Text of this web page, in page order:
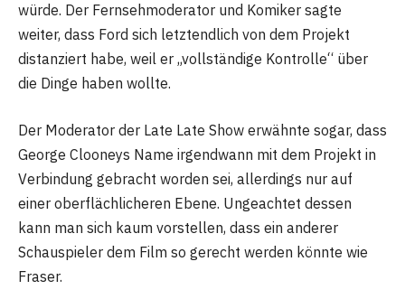
würde. Der Fernsehmoderator und Komiker sagte
weiter, dass Ford sich letztendlich von dem Projekt
distanziert habe, weil er „vollständige Kontrolle“ über
die Dinge haben wollte.
Der Moderator der Late Late Show erwähnte sogar, dass
George Clooneys Name irgendwann mit dem Projekt in
Verbindung gebracht worden sei, allerdings nur auf
einer oberflächlicheren Ebene. Ungeachtet dessen
kann man sich kaum vorstellen, dass ein anderer
Schauspieler dem Film so gerecht werden könnte wie
Fraser.